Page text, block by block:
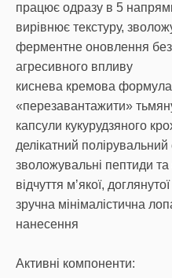
працює одразу в 5
вирівнює текстуру,
ферментне оновлення без
агресивного впливу
киснева кремова
«перезавантажити»
капсули кукурудзяного
делікатний
зволожувальні пептиди
відчуття мʼякої,
зручна мінімалістична
нанесення
Активні компоненти: